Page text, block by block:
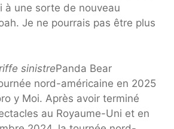
à une sorte de nouveau
Je ne pourrais pas être plus
sinistrePanda Bear
nord-américaine en 2025
y Moi. Après avoir terminé
au Royaume-Uni et en